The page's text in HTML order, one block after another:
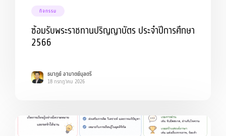
กิจกรรม
ซ้อมรับพระราชทานปริญญาบัตร ประจำปีการศึกษา
2566
ธนาฏย์ อามาตย์มุลตรี
18 กรกฎาคม 2026